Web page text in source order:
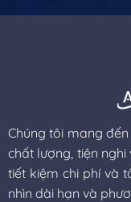
Chúng tôi mang
chất lượng, tiện
tiết kiệm chi phí và
nhìn dài hạn và